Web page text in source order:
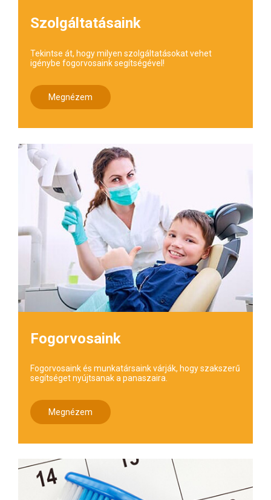
Szolgáltatásaink
Tekintse át, hogy milyen szolgáltatásokat vehet
igénybe fogorvosaink segítségével!
Megnézem
Fogorvosaink
Fogorvosaink és munkatársaink várják, hogy szakszerű
segítséget nyújtsanak a panaszaira.
Megnézem